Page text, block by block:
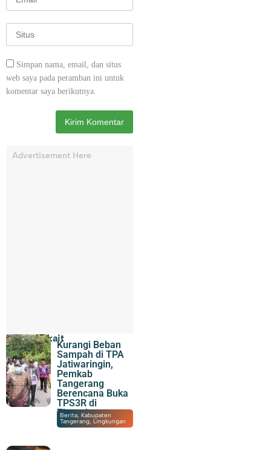
Simpan nama, email, dan situs
web saya pada peramban ini untuk
komentar saya berikutnya.
Advertisement Here
Topik Terkait
Kurangi Beban
Sampah di TPA
Jatiwaringin,
Pemkab
Tangerang
Berencana Buka
TPS3R di
Tigaraksa
06/08/2026|21:51
Berita,Kabupaten
Tangerang,Lingkungan